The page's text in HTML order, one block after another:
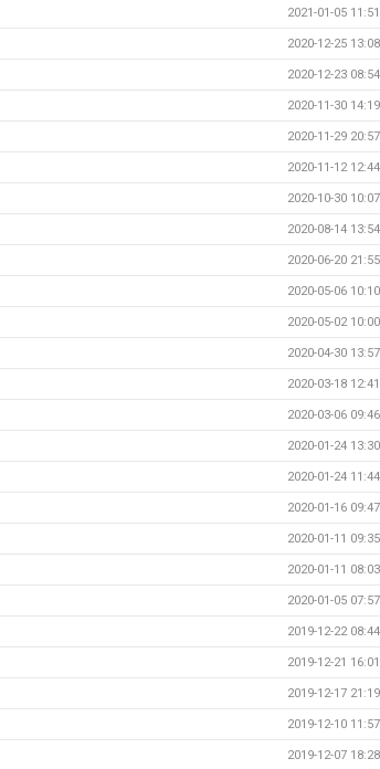
2021-01-05 11:51
2020-12-25 13:08
2020-12-23 08:54
2020-11-30 14:19
2020-11-29 20:57
2020-11-12 12:44
2020-10-30 10:07
2020-08-14 13:54
2020-06-20 21:55
2020-05-06 10:10
2020-05-02 10:00
2020-04-30 13:57
2020-03-18 12:41
2020-03-06 09:46
2020-01-24 13:30
2020-01-24 11:44
2020-01-16 09:47
2020-01-11 09:35
2020-01-11 08:03
2020-01-05 07:57
2019-12-22 08:44
2019-12-21 16:01
2019-12-17 21:19
2019-12-10 11:57
2019-12-07 18:28